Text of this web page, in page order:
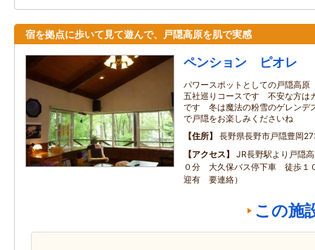
宿を拠点に歩いて見て遊んで、戸隠高原を肌で実感
ペンション ピオレ
パワースポットとしての戸隠高
五社巡りコースです 不安な方は
です 冬は魔法の粉雪のゲレンデ
で戸隠をお楽しみくださいね
住所
長野県長野市戸隠豊岡
アクセス
JR長野駅より戸隠
０分 大久保バス停下車 徒歩１
迎有 要連絡）
この施